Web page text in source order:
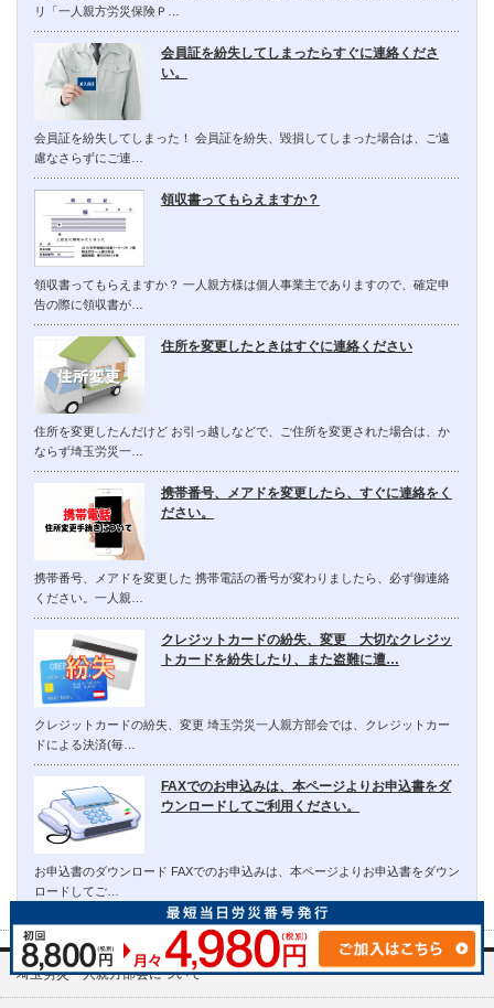
リ「一人親方労災保険Ｐ…
会員証を紛失してしまったらすぐに連絡くださ
い。
会員証を紛失してしまった！ 会員証を紛失、毀損してしまった場合は、ご遠
慮なさらずにご連…
領収書ってもらえますか？
領収書ってもらえますか？ 一人親方様は個人事業主でありますので、確定申
告の際に領収書が…
住所を変更したときはすぐに連絡ください
住所を変更したんだけど お引っ越しなどで、ご住所を変更された場合は、か
ならず埼玉労災一…
携帯番号、メアドを変更したら、すぐに連絡をく
ださい。
携帯番号、メアドを変更した 携帯電話の番号が変わりましたら、必ず御連絡
ください。一人親…
クレジットカードの紛失、変更 大切なクレジッ
トカードを紛失したり、また盗難に遭…
クレジットカードの紛失、変更 埼玉労災一人親方部会では、クレジットカー
ドによる決済(毎…
FAXでのお申込みは、本ページよりお申込書をダ
ウンロードしてご利用ください。
お申込書のダウンロード FAXでのお申込みは、本ページよりお申込書をダウン
ロードしてご…
埼玉労災一人親方部会について